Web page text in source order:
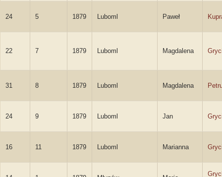
24 5 1879 Luboml Paweł
22 7 1879 Luboml Magdalena
31 8 1879 Luboml Magdalena
24 9 1879 Luboml Jan
16 11 1879 Luboml Marianna